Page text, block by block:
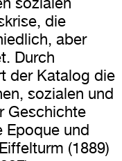
die
aber
Durch
der Katalog die
sozialen und
Geschichte
Epoque und
(1889)